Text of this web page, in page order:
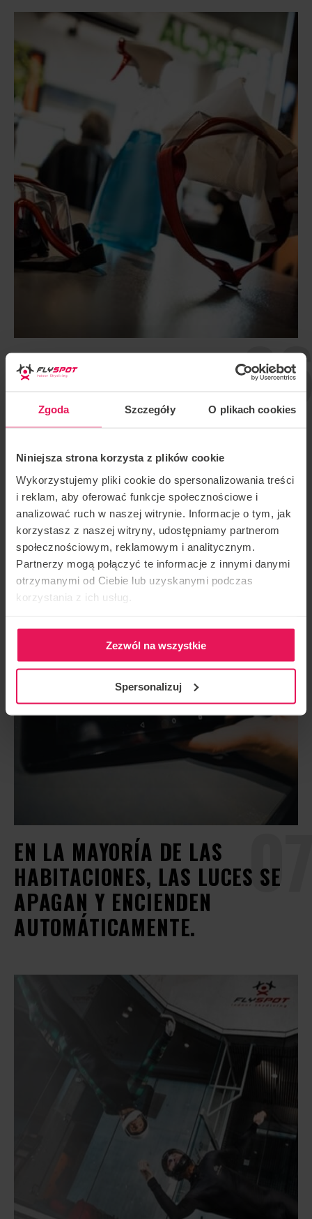
Zgoda Szczegóły O plikach cookies
Niniejsza strona korzysta z plików cookie
Wykorzystujemy pliki cookie do spersonalizowania treści
i reklam, aby oferować funkcje społecznościowe i
analizować ruch w naszej witrynie. Informacje o tym, jak
korzystasz z naszej witryny, udostępniamy partnerom
społecznościowym, reklamowym i analitycznym.
Partnerzy mogą połączyć te informacje z innymi danymi
otrzymanymi od Ciebie lub uzyskanymi podczas
korzystania z ich usług.
Zezwól na wszystkie
Spersonalizuj
06
DESINFECTAMOS LAS GAFAS DE
VUELO DESPUÉS DE CADA USO.
Los rayos UVC también se utilizan para desinfectar
equipo que reciba sea seguro.
07
EN LA MAYORÍA DE LAS
HABITACIONES, LAS LUCES SE
APAGAN Y ENCIENDEN
AUTOMÁTICAMENTE.